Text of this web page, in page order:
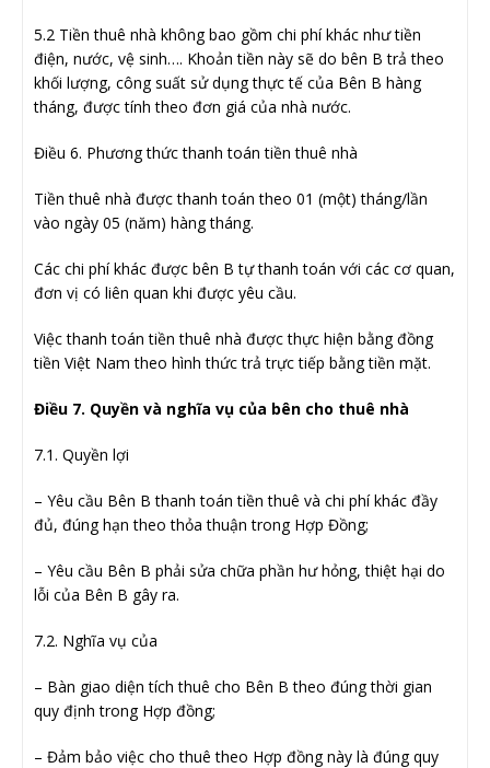
5.2 Tiền thuê nhà không bao gồm chi phí khác như tiền
điện, nước, vệ sinh…. Khoản tiền này sẽ do bên B trả theo
khối lượng, công suất sử dụng thực tế của Bên B hàng
tháng, được tính theo đơn giá của nhà nước.
Điều 6. Phương thức thanh toán tiền thuê nhà
Tiền thuê nhà được thanh toán theo 01 (một) tháng/lần
vào ngày 05 (năm) hàng tháng.
Các chi phí khác được bên B tự thanh toán với các cơ quan,
đơn vị có liên quan khi được yêu cầu.
Việc thanh toán tiền thuê nhà được thực hiện bằng đồng
tiền Việt Nam theo hình thức trả trực tiếp bằng tiền mặt.
Điều 7. Quyền và nghĩa vụ của bên cho thuê nhà
7.1. Quyền lợi
– Yêu cầu Bên B thanh toán tiền thuê và chi phí khác đầy
đủ, đúng hạn theo thỏa thuận trong Hợp Đồng;
– Yêu cầu Bên B phải sửa chữa phần hư hỏng, thiệt hại do
lỗi của Bên B gây ra.
7.2. Nghĩa vụ của
– Bàn giao diện tích thuê cho Bên B theo đúng thời gian
quy định trong Hợp đồng;
– Đảm bảo việc cho thuê theo Hợp đồng này là đúng quy